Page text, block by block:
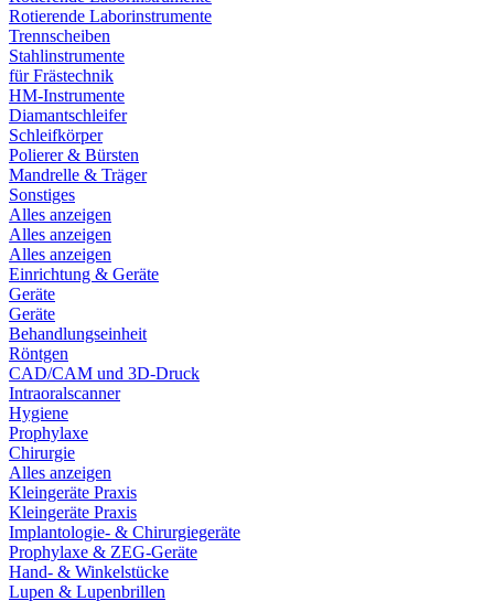
Rotierende Laborinstrumente
Trennscheiben
Stahlinstrumente
für Frästechnik
HM-Instrumente
Diamantschleifer
Schleifkörper
Polierer & Bürsten
Mandrelle & Träger
Sonstiges
Alles anzeigen
Alles anzeigen
Alles anzeigen
Einrichtung & Geräte
Geräte
Geräte
Behandlungseinheit
Röntgen
CAD/CAM und 3D-Druck
Intraoralscanner
Hygiene
Prophylaxe
Chirurgie
Alles anzeigen
Kleingeräte Praxis
Kleingeräte Praxis
Implantologie- & Chirurgiegeräte
Prophylaxe & ZEG-Geräte
Hand- & Winkelstücke
Lupen & Lupenbrillen